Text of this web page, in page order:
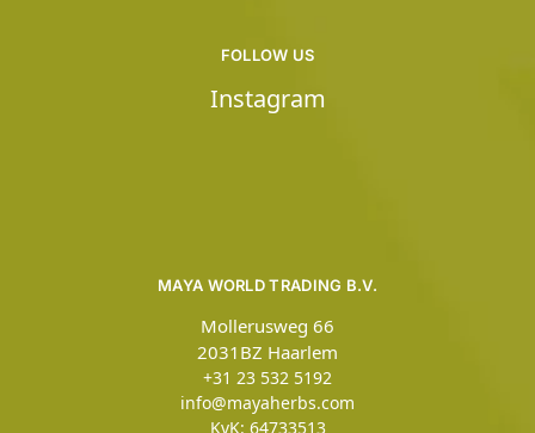
MAYA WORLD TRADING B.V.
Mollerusweg 66
2031BZ Haarlem
+31 23 532 5192
info@mayaherbs.com
KvK: 64733513
FOLLOW US
Instagram